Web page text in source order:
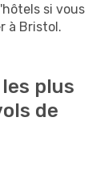
si vous
à Bristol.
plus
de